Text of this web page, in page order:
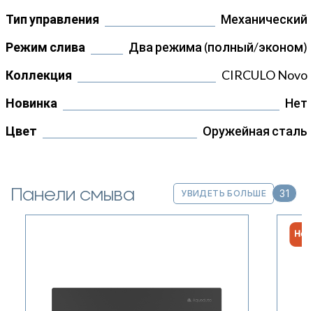
Тип управления
Механический
Режим слива
Два режима (полный/эконом)
Коллекция
CIRCULO Novo
Новинка
Нет
Цвет
Оружейная сталь
Панели смыва УВИДЕТЬ БОЛЬШЕ 31